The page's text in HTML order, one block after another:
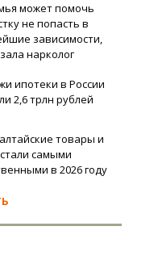
может помочь
не попасть в
зависимости,
нарколог
ипотеки в России
2,6 трлн рублей
товары и
стали самыми
в 2026 году